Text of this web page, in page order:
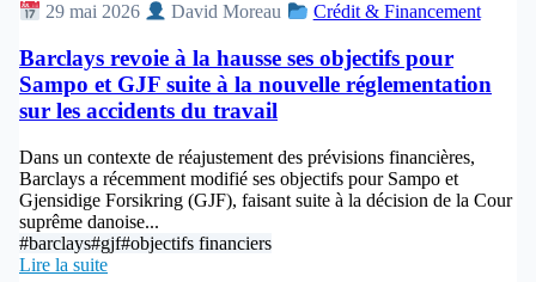
29 mai 2026 David Moreau Crédit & Financement
Barclays revoie à la hausse ses objectifs pour
Sampo et GJF suite à la nouvelle réglementation
sur les accidents du travail
Dans un contexte de réajustement des prévisions financières,
Barclays a récemment modifié ses objectifs pour Sampo et
Gjensidige Forsikring (GJF), faisant suite à la décision de la Cour
suprême danoise...
#barclays#gjf#objectifs financiers
Lire la suite